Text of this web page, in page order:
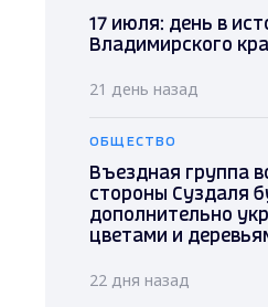
17 июля: день в
Владимирского
21 день назад
ОБЩЕСТВО
Въездная группа
стороны Суздаля
дополнительно
цветами и
22 дня назад